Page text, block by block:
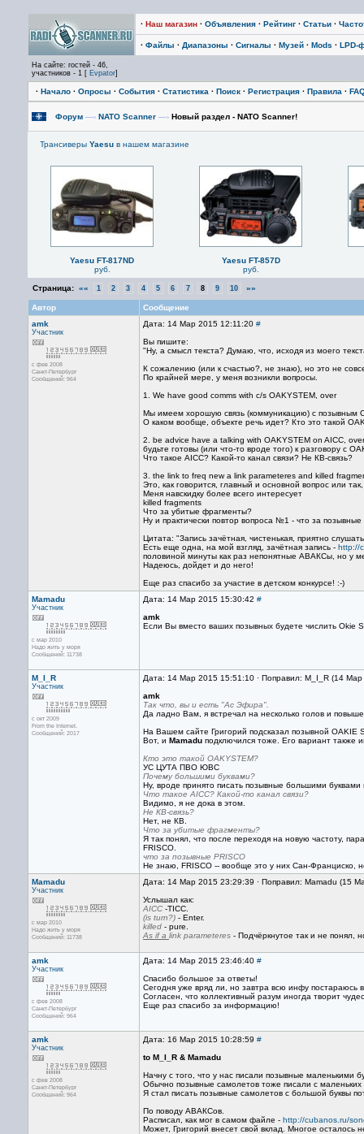
· Наш магазин · Объявления · Рейтинг · Статьи ·
· Файлы · Диапазоны · Сигналы · Музей · Mods · LPD-
На сайте: гостей - 46,
участников - 1 [ Evpator]
· Начало · Опросы · События · Статистика · Поиск · Регистрация · Правила ·
Форум —› NATO Scanner —› Новый раздел - NATO Scanner!
Трансиверы Yaesu в нашем магазине
Yaesu FT-817ND
руб.
Yaesu FT-857D
руб.
Страница: «« 1 2 3 4 5 6 7 8 9 10 »»
Автор
Сообщение
amk
Участник
с фев 2008
Санкт-Петербург
Сообщений: 964
Дата: 14 Мар 2015 12:11:20 #
Вы пишите:
"Ну, а смысл текста? Думаю, что, исходя из моего
К сожалению (или к счастью?, не знаю), но это не
По крайней мере, у меня возникли вопросы.
1. We have good comms with c/s OAKYSTEM, over
Мы имеем хорошую связь (коммуникацию) с позывным
О каком вообще, объекте речь идет? Кто это такой
2. be advice have a talking with OAKYSTEM on AICC, over
будьте готовы (или что-то вроде того) к разговору с
Что такое AICC? Какой-то канал связи? Не КВ-связь?
3. the link to freq new a link parameteres and killed
Это, как говорится, главный и основной вопрос или
Меня навскидку более всего интересует
killed fragments
Что за убитые фрагменты?
Ну и практически повтор вопроса №1 - что за
Цитата: "Запись зачётная, чистенькая, приятно
Есть еще одна, на мой взгляд, зачётная запись - http://
половиной минуты как раз непонятные АВАКСы, но у
Надеюсь, дойдет и до него!
Еще раз спасибо за участие в детском конкурсе! :-)
Mamadu
Участник
с мар 2010
Надо жить у моря
Сообщений: 11738
Дата: 14 Мар 2015 15:30:42 #
amk
Если Вы вместо ваших позывных будете числить Okie
M_I_R
Участник
с окт 2009
From the Internet.
Сообщений: 2017
Дата: 14 Мар 2015 15:51:10 · Поправил: M_I_R (14
amk
Так что, вы и есть "Ас Эфира".
Да ладно Вам, я встречал на несколько голов и
На Вашем сайте Григорий подсказал позывной
Вот, и Mamadu подключился тоже. Его вариант также
Кто это такой OAKYSTEM?
УС ЦУТА ПВО ЮВС
Почему большими буквами?
Ну, вроде принято писать позывные большими буквами
Что такое AICC? Какой-то канал связи?
Видимо, я не дока в этом.
Не КВ-связь?
Нет, не КВ.
Что за убитые фрагменты?
Я так понял, что после переходя на новую частоту,
FRISCO.
что за позывные PRISCO
Не знаю, FRISCO -- вообще это у них Сан-Франциско,
Mamadu
Участник
с мар 2010
Надо жить у моря
Сообщений: 11738
Дата: 14 Мар 2015 23:29:39 · Поправил: Mamadu (15
Услышал как:
AICC -TICC.
(is turn?) - Enter.
killed - pure.
As if a link parameteres - Подчёркнутое так и не понял,
amk
Участник
с фев 2008
Санкт-Петербург
Сообщений: 964
Дата: 14 Мар 2015 23:46:40 #
Спасибо большое за ответы!
Сегодня уже вряд ли, но завтра всю инфу
Согласен, что коллективный разум иногда творит
Еще раз спасибо за информацию!
amk
Участник
с фев 2008
Санкт-Петербург
Сообщений: 964
Дата: 16 Мар 2015 10:28:59 #
to M_I_R & Mamadu
Начну с того, что у нас писали позывные маленькими
Обычно позывные самолетов тоже писали с
Я стал писать позывные самолетов с большой буквы
По поводу АВАКСов.
Расписал, как мог в самом файле - http://cubanos.ru/
Может, Григорий внесет свой вклад. Многое осталось